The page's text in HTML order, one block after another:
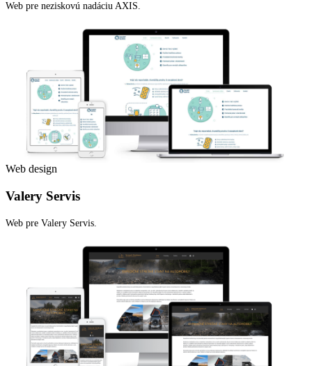
Web pre neziskovú nadáciu AXIS.
Web design
Valery Servis
Web pre Valery Servis.